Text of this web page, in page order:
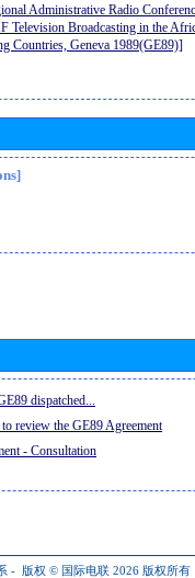
Administrative Radio
Television Broadcasting in the
Countries, Geneva 1989(GE89)]
dispatched...
review the GE89 Agreement
- Consultation
- 版权 © 国际电联 2026 版权所有